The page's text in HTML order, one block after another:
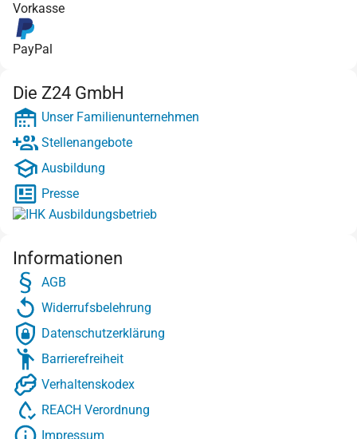
Vorkasse
PayPal
Die Z24 GmbH
Unser Familienunternehmen
Stellenangebote
Ausbildung
Presse
Informationen
AGB
Widerrufsbelehrung
Datenschutzerklärung
Barrierefreiheit
Verhaltenskodex
REACH Verordnung
Impressum